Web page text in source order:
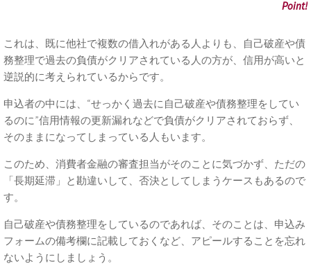
これは、既に他社で複数の借入れがある人よりも、自己破産や債
務整理で過去の負債がクリアされている人の方が、信用が高いと
逆説的に考えられているからです。
申込者の中には、“せっかく過去に自己破産や債務整理をしてい
るのに”信用情報の更新漏れなどで負債がクリアされておらず、
そのままになってしまっている人もいます。
このため、消費者金融の審査担当がそのことに気づかず、ただの
「長期延滞」と勘違いして、否決としてしまうケースもあるので
す。
自己破産や債務整理をしているのであれば、そのことは、申込み
フォームの備考欄に記載しておくなど、アピールすることを忘れ
ないようにしましょう。